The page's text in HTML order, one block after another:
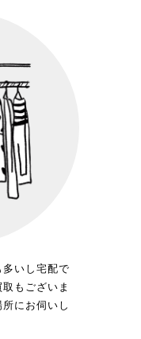
いし宅配で
もございま
にお伺いし